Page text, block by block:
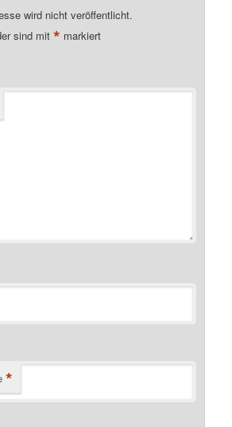
wird nicht veröffentlicht.
sind mit* markiert
*